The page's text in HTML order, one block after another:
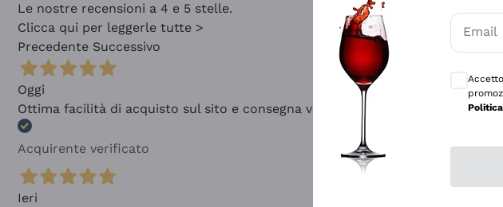
Le nostre recensioni a 4 e 5 stelle.
Clicca qui per leggerle tutte >
Precedente Successivo
Oggi
Ottima facilità di acquisto sul sito e consegna velocissima
Acquirente verificato
Ieri
Email